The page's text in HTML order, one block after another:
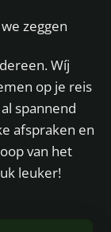
zeggen
Wíj
op je reis
spannend
afspraken en
van het
leuker!